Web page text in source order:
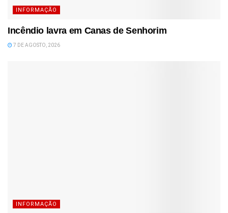
INFORMAÇÃO
Incêndio lavra em Canas de Senhorim
7 DE AGOSTO, 2026
INFORMAÇÃO